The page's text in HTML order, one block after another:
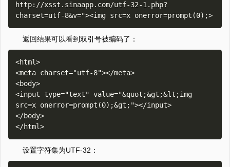
http://xsst.sinaapp.com/utf-32-1.php?
返回结果可以看到双引号被编码了：
<html>
<meta charset="utf-8"></meta>
<body>
<input type="text" value="&quot;&gt;&lt;img
src=x onerror=prompt(0);&gt;"></input>
</body>
设置字符集为UTF-32：